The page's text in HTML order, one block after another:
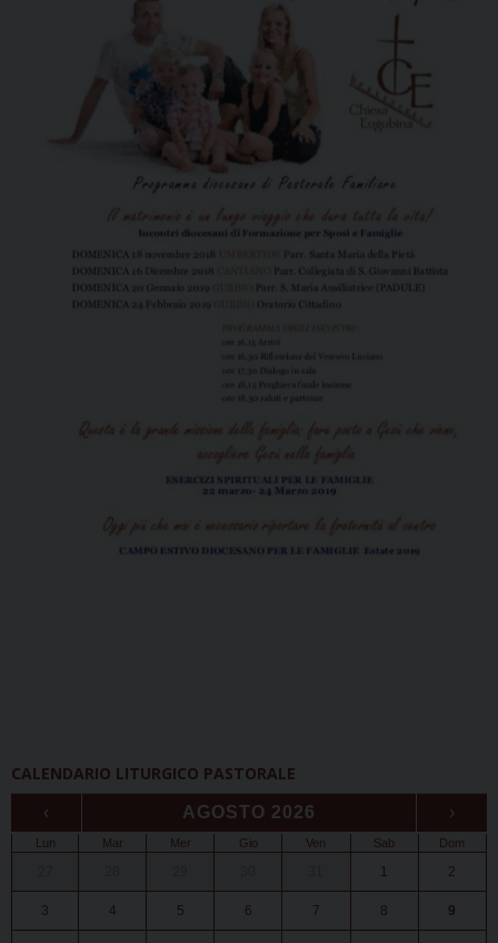
CALENDARIO LITURGICO PASTORALE
‹ AGOSTO 2026 ›
Lun Mar Mer Gio Ven Sab Dom
1 2
3 4 5 6 7 8 9